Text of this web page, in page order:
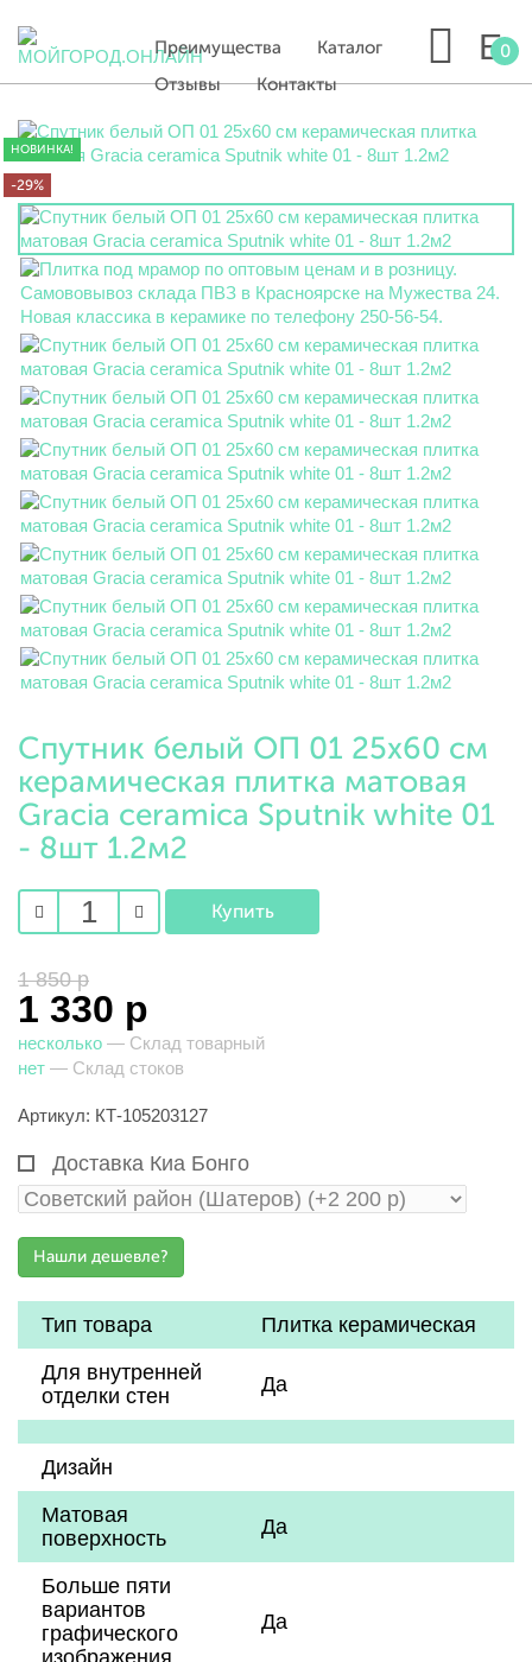
Преимущества
Каталог
Отзывы
Контакты
0
НОВИНКА!
-29%
Спутник белый ОП 01 25х60 см
керамическая плитка матовая
Gracia ceramica Sputnik white 01
- 8шт 1.2м2
1 850 р
1 330 р
несколько — Склад товарный
нет — Склад стоков
Артикул: КТ-105203127
Доставка Киа Бонго
Тип товара
Плитка керамическая
Для внутренней
отделки стен
Да
Дизайн
Матовая
поверхность
Да
Больше пяти
вариантов
графического
изображения
Да